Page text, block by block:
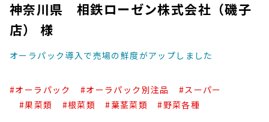
神奈川県 相鉄ローゼン株式会社（磯子
店） 様
オーラパック導入で売場の鮮度がアップしました
#オーラパック #オーラパック別注品
#スーパー
#果菜類
#根菜類 #葉茎菜類 #野菜各種